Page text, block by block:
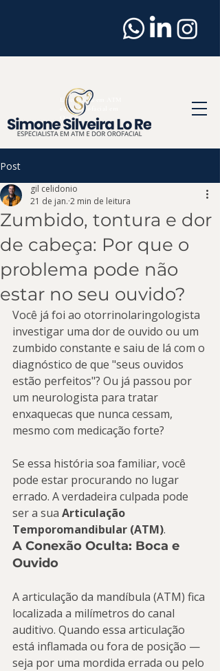
Dentista
Especialista em ATM
e Dor Orofacial em
Osasco
Post
Zumbido, tontura e dor
de cabeça: Por que o
problema pode não
estar no seu ouvido?
gil celidonio
21 de jan. 2 min de leitura
Você já foi ao otorrinolaringologista
investigar uma dor de ouvido ou um
zumbido constante e saiu de lá com o
diagnóstico de que "seus ouvidos
estão perfeitos"? Ou já passou por
um neurologista para tratar
enxaquecas que nunca cessam,
mesmo com medicação forte?
Se essa história soa familiar, você
pode estar procurando no lugar
errado. A verdadeira culpada pode
ser a sua Articulação
Temporomandibular (ATM).
A Conexão Oculta: Boca e
Ouvido
A articulação da mandíbula (ATM) fica
localizada a milímetros do canal
auditivo. Quando essa articulação
está inflamada ou fora de posição —
seja por uma mordida errada ou pelo